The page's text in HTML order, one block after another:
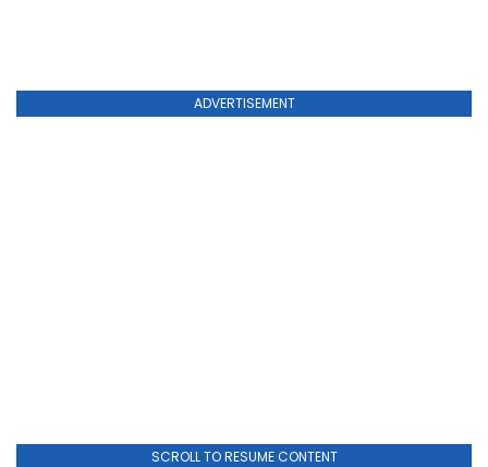
ADVERTISEMENT
SCROLL TO RESUME CONTENT